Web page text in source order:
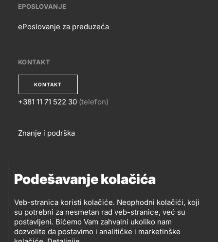
Podešavanje kolačića
Veb-stranica koristi kolačiće. Neophodni kolačići, koji
su potrebni za nesmetan rad veb-stranice, već su
postavljeni. Bićemo Vam zahvalni ukoliko nam
dozvolite da postavimo i analitičke i marketinške
EPOSLOVANJE
ePoslovanje za preduzeća
KONTAKT
KONTAKT
+381 11 71 522 30 (telefon)
Footer
Znanje i podrška
PRATITE
NAS
Petrol d.o.o. Beograd
Zmajeva 12V, 11080 Beograd (Zemun), Srbija